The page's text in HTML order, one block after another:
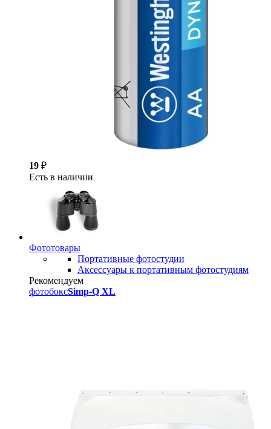
19 ₽
Есть в наличии
Фототовары
Портативные фотостудии
Аксессуары к портативным фотостудиям
Рекомендуем
фотобоксSimp-Q XL